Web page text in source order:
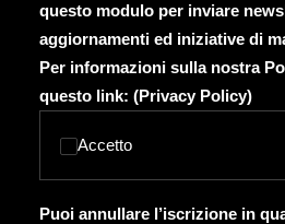
questo modulo per inviare
aggiornamenti ed iniziative di
Per informazioni sulla nostra
questo link: (Privacy Policy)
Accetto
Puoi annullare l’iscrizione in